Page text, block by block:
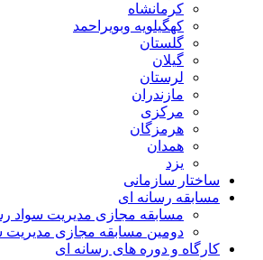
کرمانشاه
کهگیلویه وبویراحمد
گلستان
گیلان
لرستان
مازندران
مرکزی
هرمزگان
همدان
یزد
ساختار سازمانی
مسابقه رسانه ای
مسابقه مجازی مدیریت سواد
دومین مسابقه مجازی مدیریت
کارگاه و دوره های رسانه ای